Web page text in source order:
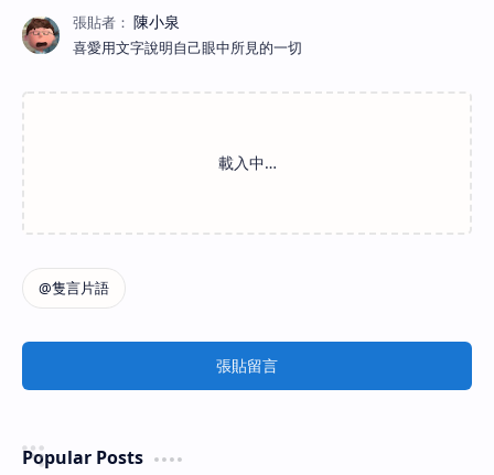
喜愛用文字說明自己眼中所見的一切
張貼留言
Popular Posts